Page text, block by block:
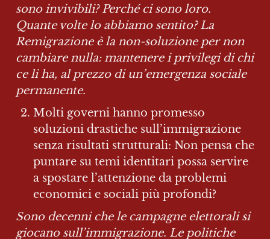
sono invivibili? Perché ci sono loro.
Quante volte lo abbiamo sentito? La
Remigrazione è la non-soluzione per non
cambiare nulla: mantenere i privilegi di chi
ce li ha, al prezzo di un’emergenza sociale
permanente.
Molti governi hanno promesso
soluzioni drastiche sull’immigrazione
senza risultati strutturali: Non pensa che
puntare su temi identitari possa servire
a spostare l’attenzione da problemi
economici e sociali più profondi?
Sono decenni che le campagne elettorali si
giocano sull’immigrazione. Le politiche